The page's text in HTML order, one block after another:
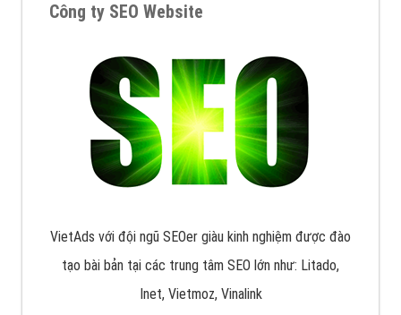
Công ty SEO Website
VietAds với đội ngũ SEOer giàu kinh nghiệm được đào
tạo bài bản tại các trung tâm SEO lớn như: Litado,
Inet, Vietmoz, Vinalink